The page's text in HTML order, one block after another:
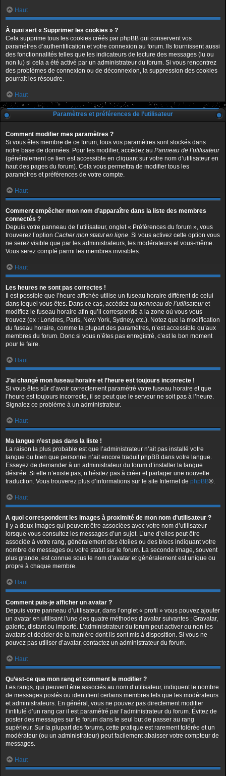
Haut
À quoi sert « Supprimer les cookies » ?
Cela supprime tous les cookies créés par phpBB qui conservent vos
paramètres d’authentification et votre connexion au forum. Ils fournissent aussi
des fonctionnalités telles que les indicateurs de lecture des messages (lu ou
non lu) si cela a été activé par un administrateur du forum. Si vous rencontrez
des problèmes de connexion ou de déconnexion, la suppression des cookies
pourrait les résoudre.
Haut
Paramètres et préférences de l’utilisateur
Comment modifier mes paramètres ?
Si vous êtes membre de ce forum, tous vos paramètres sont stockés dans
notre base de données. Pour les modifier, accédez au Panneau de l’utilisateur
(généralement ce lien est accessible en cliquant sur votre nom d’utilisateur en
haut des pages du forum). Cela vous permettra de modifier tous les
paramètres et préférences de votre compte.
Haut
Comment empêcher mon nom d’apparaître dans la liste des membres
connectés ?
Depuis votre panneau de l’utilisateur, onglet « Préférences du forum », vous
trouverez l’option Cacher mon statut en ligne. Si vous activez cette option vous
ne serez visible que par les administrateurs, les modérateurs et vous-même.
Vous serez compté parmi les membres invisibles.
Haut
Les heures ne sont pas correctes !
Il est possible que l’heure affichée utilise un fuseau horaire différent de celui
dans lequel vous êtes. Dans ce cas, accédez au panneau de l’utilisateuret
modifiez le fuseau horaire afin qu’il corresponde à la zone où vous vous
trouvez (ex : Londres, Paris, New York, Sydney, etc.). Notez que la modification
du fuseau horaire, comme la plupart des paramètres, n’est accessible qu’aux
membres du forum. Donc si vous n’êtes pas enregistré, c’est le bon moment
pour le faire.
Haut
J’ai changé mon fuseau horaire et l’heure est toujours incorrecte !
Si vous êtes sûr d’avoir correctement paramétré votre fuseau horaire et que
l’heure est toujours incorrecte, il se peut que le serveur ne soit pas à l’heure.
Signalez ce problème à un administrateur.
Haut
Ma langue n’est pas dans la liste !
La raison la plus probable est que l’administrateur n’ait pas installé votre
langue ou bien que personne n’ait encore traduit phpBB dans votre langue.
Essayez de demander à un administrateur du forum d’installer la langue
désirée. Si elle n’existe pas, n’hésitez pas à créer et partager une nouvelle
traduction. Vous trouverez plus d’informations sur le site Internet de phpBB®.
Haut
A quoi correspondent les images à proximité de mon nom d’utilisateur ?
Il y a deux images qui peuvent être associées avec votre nom d’utilisateur
lorsque vous consultez les messages d’un sujet. L’une d’elles peut être
associée à votre rang, généralement des étoiles ou des blocs indiquant votre
nombre de messages ou votre statut sur le forum. La seconde image, souvent
plus grande, est connue sous le nom d’avatar et généralement est unique ou
propre à chaque membre.
Haut
Comment puis-je afficher un avatar ?
Depuis votre panneau d’utilisateur, dans l’onglet « profil » vous pouvez ajouter
un avatar en utilisant l’une des quatre méthodes d’avatar suivantes : Gravatar,
galerie, distant ou importé. L’administrateur du forum peut activer ou non les
avatars et décider de la manière dont ils sont mis à disposition. Si vous ne
pouvez pas utiliser d’avatar, contactez un administrateur du forum.
Haut
Qu’est-ce que mon rang et comment le modifier ?
Les rangs, qui peuvent être associés au nom d’utilisateur, indiquent le nombre
de messages postés ou identifient certains membres tels que les modérateurs
et administrateurs. En général, vous ne pouvez pas directement modifier
l’intitulé d’un rang car il est paramétré par l’administrateur du forum. Évitez de
poster des messages sur le forum dans le seul but de passer au rang
supérieur. Sur la plupart des forums, cette pratique est rarement tolérée et un
modérateur (ou un administrateur) peut facilement abaisser votre compteur de
messages.
Haut